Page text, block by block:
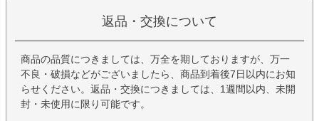
返品・交換について
商品の品質につきましては、万全を期しておりますが、万一
不良・破損などがございましたら、商品到着後7日以内にお知
らせください。返品・交換につきましては、1週間以内、未開
封・未使用に限り可能です。